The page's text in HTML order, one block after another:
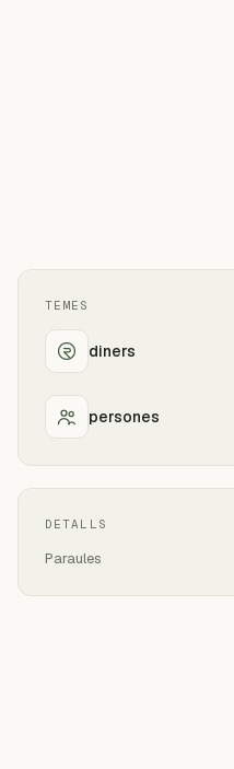
TEMES
diners
persones
DETALLS
Paraules